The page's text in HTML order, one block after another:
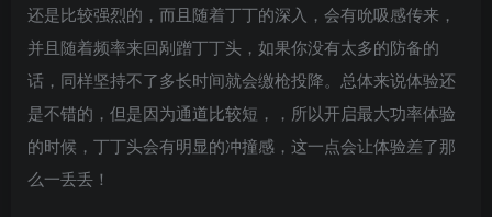
还是比较强烈的，而且随着丁丁的深入，会有吮吸感传来，
并且随着频率来回剐蹭丁丁头，如果你没有太多的防备的
话，同样坚持不了多长时间就会缴枪投降。总体来说体验还
是不错的，但是因为通道比较短，，所以开启最大功率体验
的时候，丁丁头会有明显的冲撞感，这一点会让体验差了那
么一丢丢！